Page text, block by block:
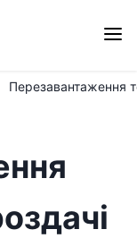
Перезавантаження